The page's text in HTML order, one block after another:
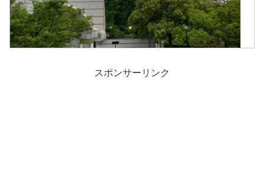
スポンサーリンク